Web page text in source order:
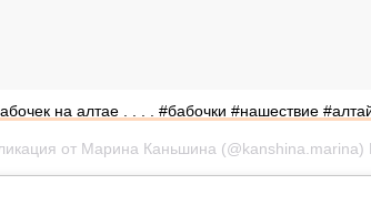
на алтае . . . . #бабочки #нашествие
от Марина Каньшина (@kanshina.marina)